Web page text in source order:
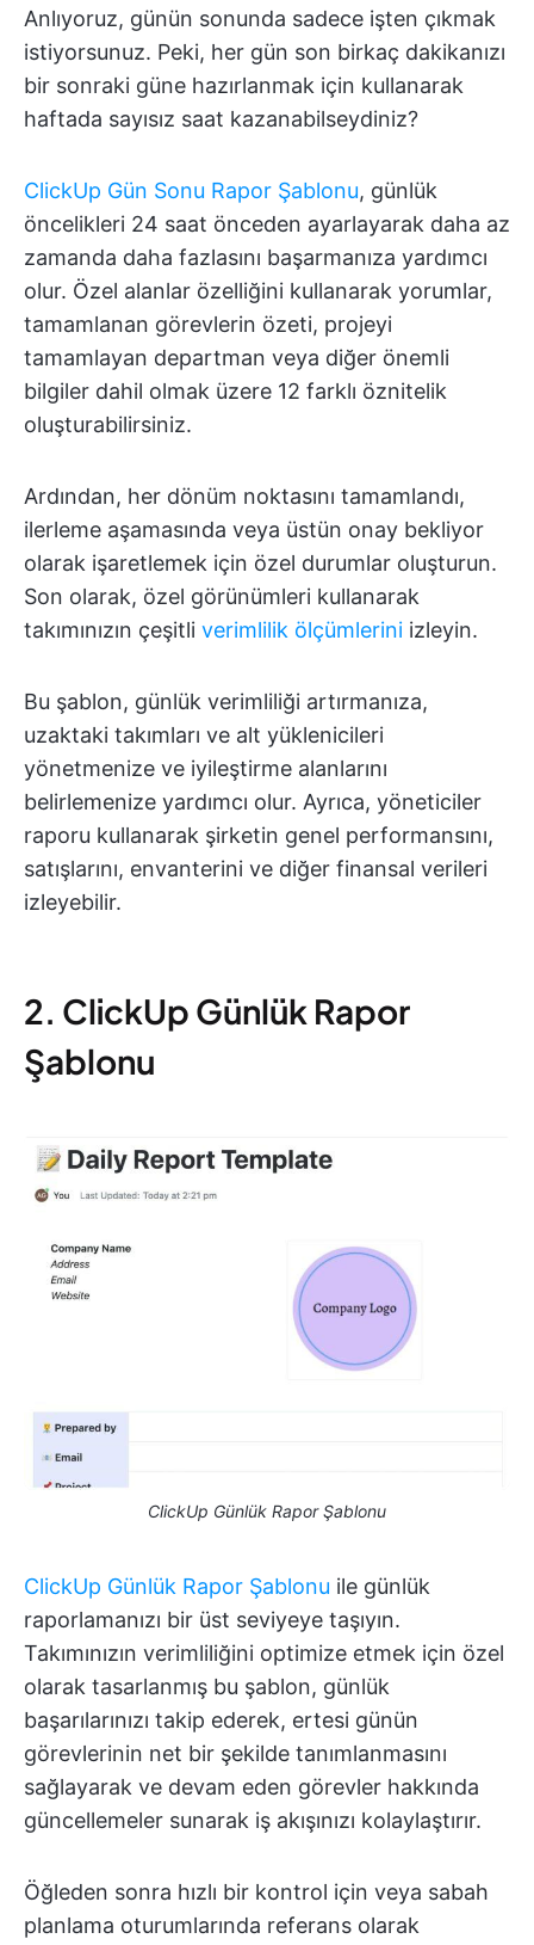
Anlıyoruz, günün sonunda sadece işten çıkmak
istiyorsunuz. Peki, her gün son birkaç dakikanızı
bir sonraki güne hazırlanmak için kullanarak
haftada sayısız saat kazanabilseydiniz?
ClickUp Gün Sonu Rapor Şablonu, günlük
öncelikleri 24 saat önceden ayarlayarak daha az
zamanda daha fazlasını başarmanıza yardımcı
olur. Özel alanlar özelliğini kullanarak yorumlar,
tamamlanan görevlerin özeti, projeyi
tamamlayan departman veya diğer önemli
bilgiler dahil olmak üzere 12 farklı öznitelik
oluşturabilirsiniz.
Ardından, her dönüm noktasını tamamlandı,
ilerleme aşamasında veya üstün onay bekliyor
olarak işaretlemek için özel durumlar oluşturun.
Son olarak, özel görünümleri kullanarak
takımınızın çeşitli verimlilik ölçümlerini izleyin.
Bu şablon, günlük verimliliği artırmanıza,
uzaktaki takımları ve alt yüklenicileri
yönetmenize ve iyileştirme alanlarını
belirlemenize yardımcı olur. Ayrıca, yöneticiler
raporu kullanarak şirketin genel performansını,
satışlarını, envanterini ve diğer finansal verileri
izleyebilir.
2. ClickUp Günlük Rapor
Şablonu
ClickUp Günlük Rapor Şablonu
ClickUp Günlük Rapor Şablonu ile günlük
raporlamanızı bir üst seviyeye taşıyın.
Takımınızın verimliliğini optimize etmek için özel
olarak tasarlanmış bu şablon, günlük
başarılarınızı takip ederek, ertesi günün
görevlerinin net bir şekilde tanımlanmasını
sağlayarak ve devam eden görevler hakkında
güncellemeler sunarak iş akışınızı kolaylaştırır.
Öğleden sonra hızlı bir kontrol için veya sabah
planlama oturumlarında referans olarak